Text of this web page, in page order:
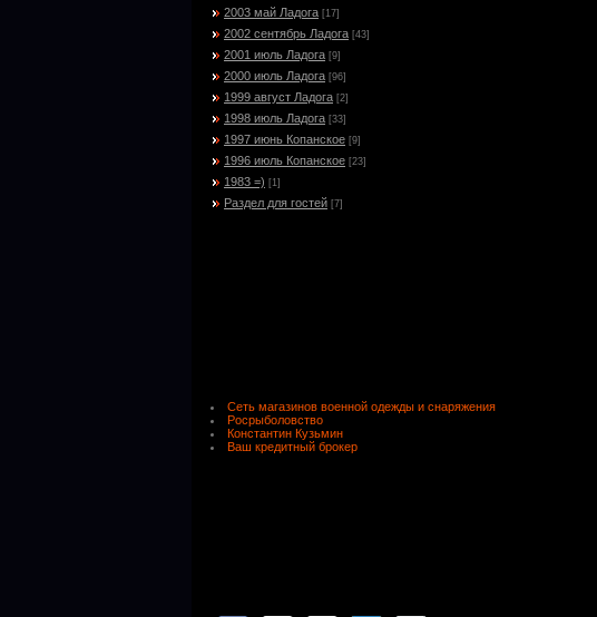
2003 май Ладога [17]
2002 сентябрь Ладога [43]
2001 июль Ладога [9]
2000 июль Ладога [96]
1999 август Ладога [2]
1998 июль Ладога [33]
1997 июнь Копанское [9]
1996 июль Копанское [23]
1983 =) [1]
Раздел для гостей [7]
Сеть магазинов военной одежды и снаряжения
Росрыболовство
Константин Кузьмин
Ваш кредитный брокер